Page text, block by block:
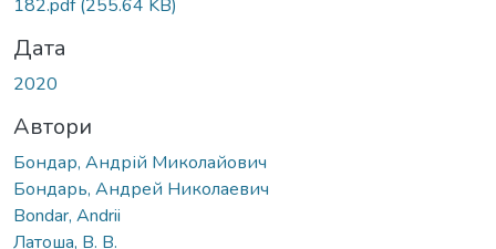
182.pdf(255.64 KB)
Дата
2020
Автори
Бондар, Андрій Миколайович
Бондарь, Андрей Николаевич
Bondar, Andrii
Латоша, В. В.